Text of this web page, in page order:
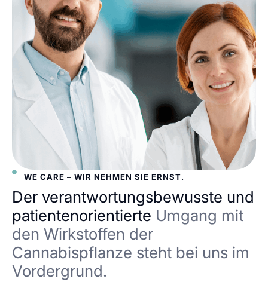
WE CARE – WIR NEHMEN SIE ERNST.
Der verantwortungsbewusste und
patientenorientierte Umgang mit
den Wirkstoffen der
Cannabispflanze steht bei uns im
Vordergrund.